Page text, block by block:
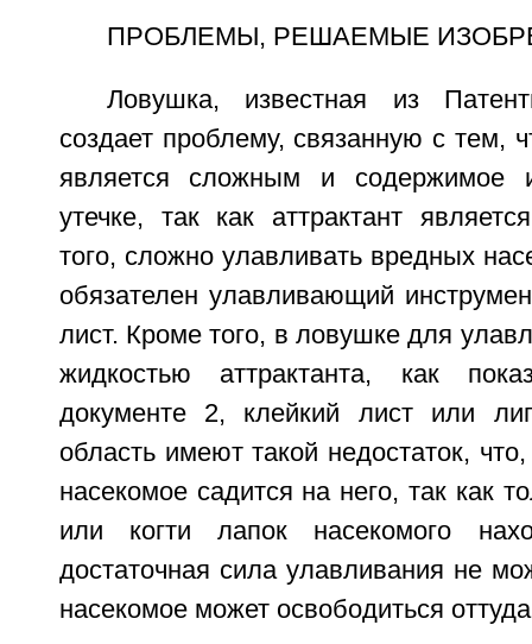
ПРОБЛЕМЫ, РЕШАЕМЫЕ
Ловушка, известная из
создает проблему, связанную с тем,
является сложным и содержимое
утечке, так как аттрактант
того, сложно улавливать вредных
обязателен улавливающий
лист. Кроме того, в ловушке для
жидкостью аттрактанта, как
документе 2, клейкий лист или
область имеют такой недостаток,
насекомое садится на него, так как
или когти лапок насекомого
достаточная сила улавливания не
насекомое может освободиться